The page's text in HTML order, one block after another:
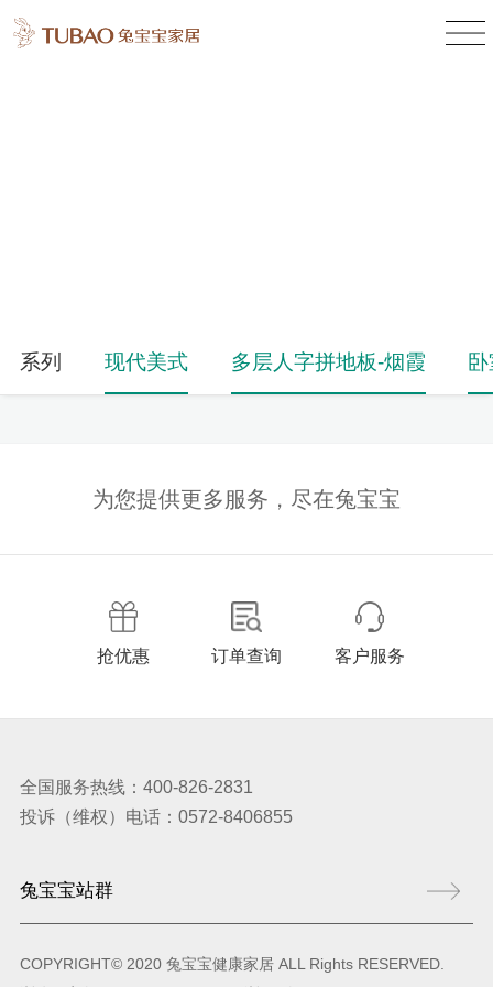
系列 现代美式 多层人字拼地板-烟霞
为您提供更多服务，尽在兔宝宝
抢优惠 订单查询 客户服务
全国服务热线：400-826-2831
投诉（维权）电话：0572-8406855
COPYRIGHT© 2020 兔宝宝健康家居 ALL Rights RESERVED.